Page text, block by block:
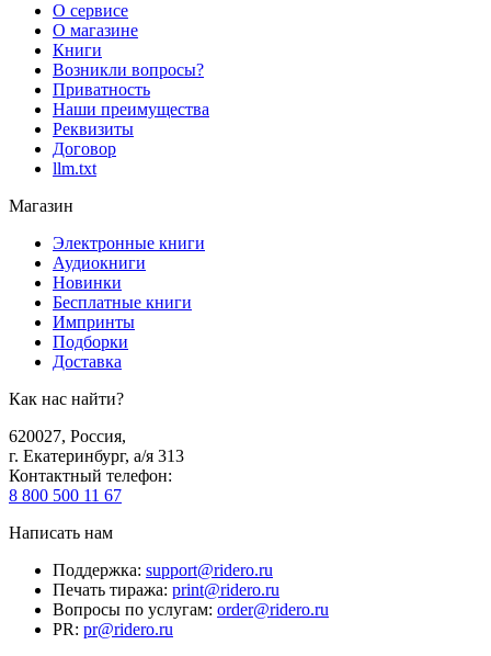
О сервисе
О магазине
Книги
Возникли вопросы?
Приватность
Наши преимущества
Реквизиты
Договор
llm.txt
Магазин
Электронные книги
Аудиокниги
Новинки
Бесплатные книги
Импринты
Подборки
Доставка
Как нас найти?
620027, Россия,
г. Екатеринбург, а/я 313
Контактный телефон:
8 800 500 11 67
Написать нам
Поддержка: support@ridero.ru
Печать тиража: print@ridero.ru
Вопросы по услугам: order@ridero.ru
PR: pr@ridero.ru